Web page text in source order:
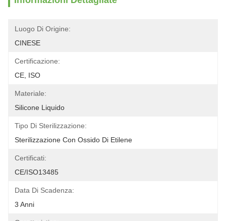
Luogo Di Origine:
CINESE
Certificazione:
CE, ISO
Materiale:
Silicone Liquido
Tipo Di Sterilizzazione:
Sterilizzazione Con Ossido Di Etilene
Certificati:
CE/ISO13485
Data Di Scadenza:
3 Anni